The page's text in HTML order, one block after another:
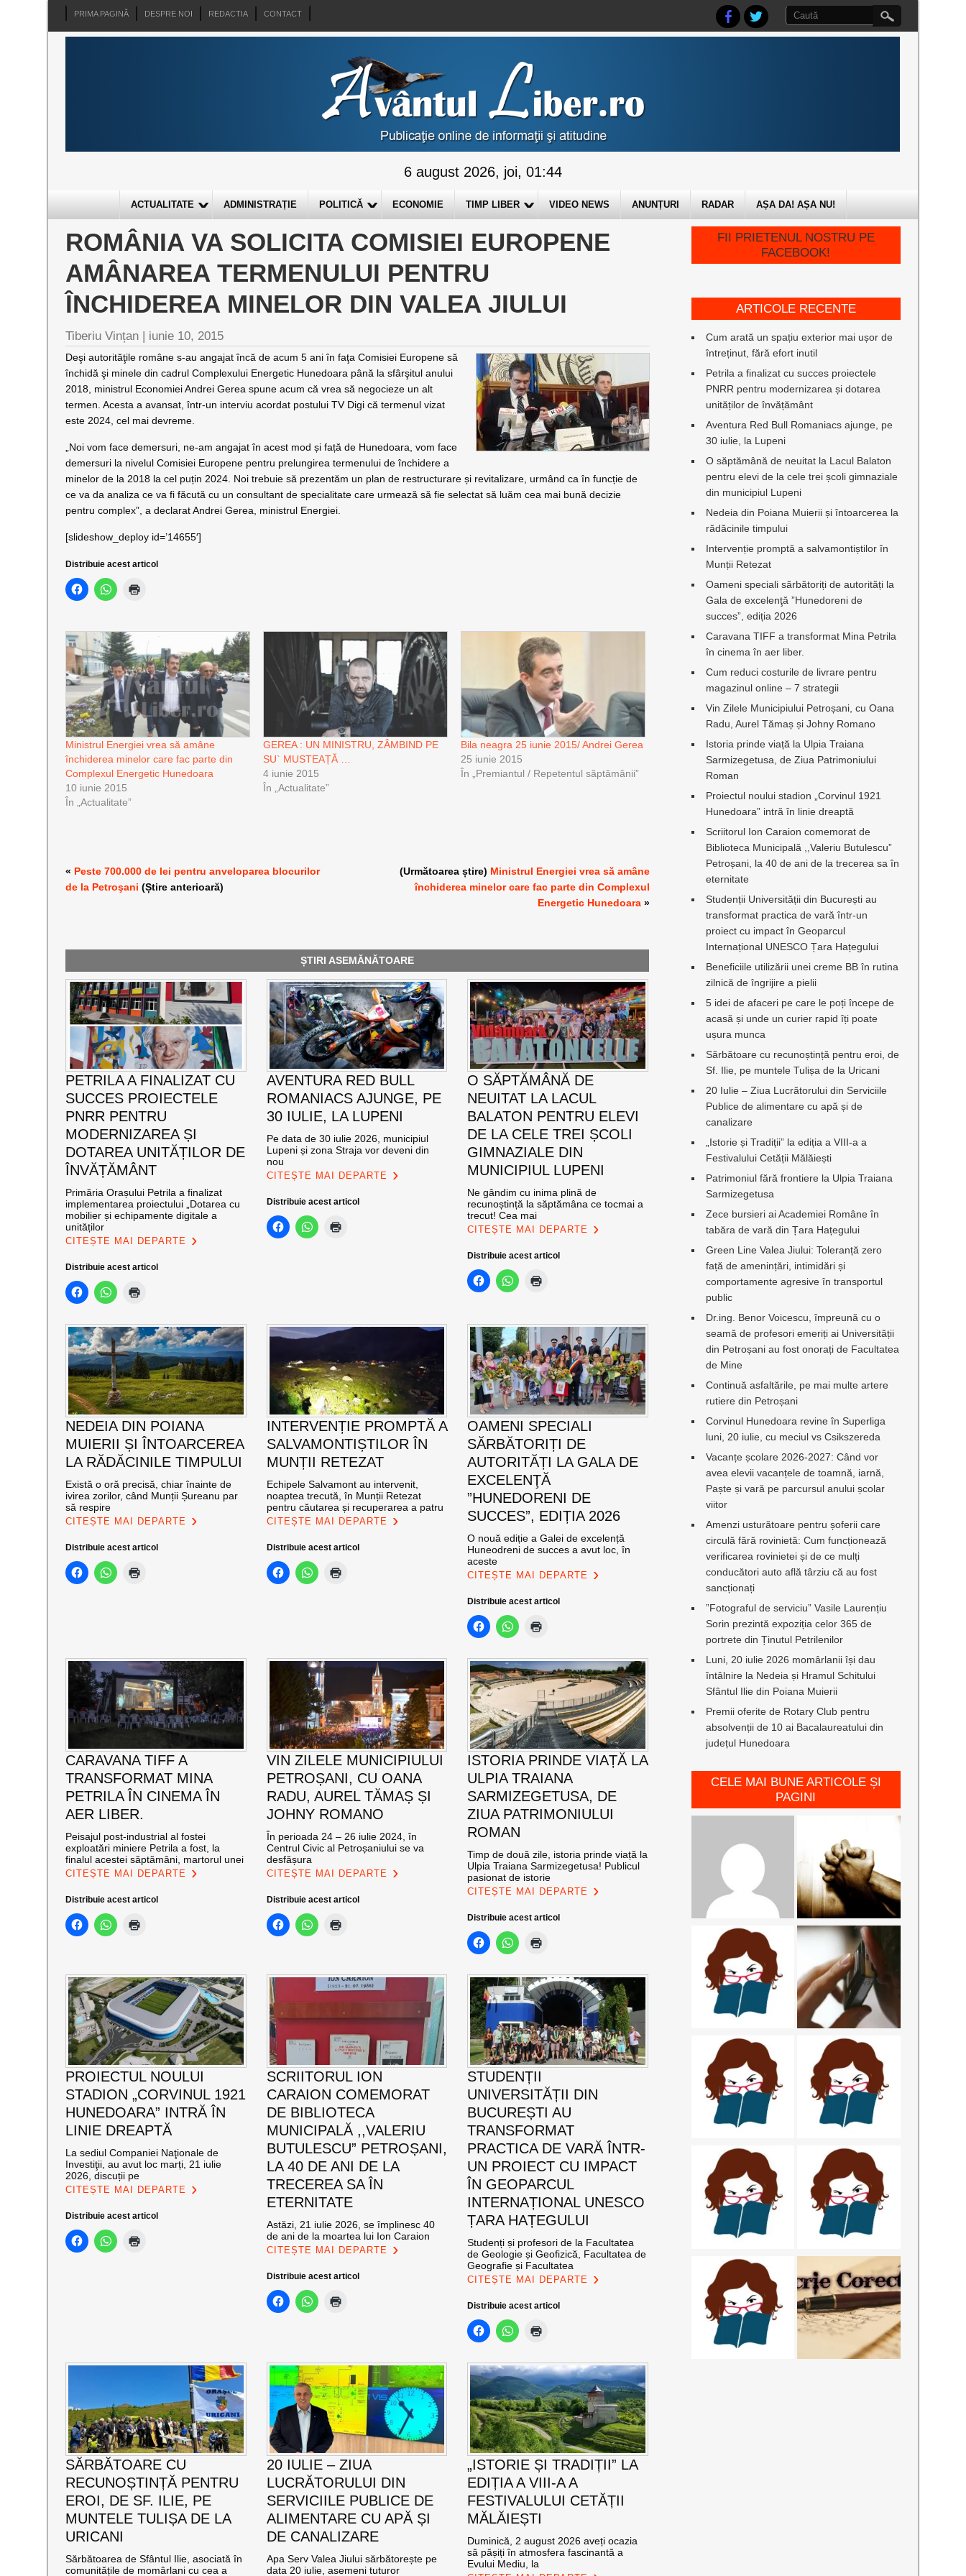
PRIMA PAGINĂ DESPRE NOI REDACTIA CONTACT
6 august 2026, joi, 01:44
ACTUALITATE ADMINISTRAȚIE POLITICĂ ECONOMIE TIMP LIBER VIDEO NEWS ANUNȚURI RADAR AȘA DA! AȘA NU!
ROMÂNIA VA SOLICITA COMISIEI EUROPENE
AMÂNAREA TERMENULUI PENTRU
ÎNCHIDEREA MINELOR DIN VALEA JIULUI
Tiberiu Vințan | iunie 10, 2015
Deşi autorităţile române s-au angajat încă de acum 5 ani în faţa Comisiei Europene să
închidă şi minele din cadrul Complexului Energetic Hunedoara până la sfârşitul anului
2018, ministrul Economiei Andrei Gerea spune acum că vrea să negocieze un alt
termen. Acesta a avansat, într-un interviu acordat postului TV Digi că termenul vizat
este 2024, cel mai devreme.
„Noi vom face demersuri, ne-am angajat în acest mod și față de Hunedoara, vom face
demersuri la nivelul Comisiei Europene pentru prelungirea termenului de închidere a
minelor de la 2018 la cel puțin 2024. Noi trebuie să prezentăm un plan de restructurare și revitalizare, urmând ca în funcție de
ce va da analiza ce va fi făcută cu un consultant de specialitate care urmează să fie selectat să luăm cea mai bună decizie
pentru complex”, a declarat Andrei Gerea, ministrul Energiei.
[slideshow_deploy id=’14655′]
Distribuie acest articol
Ministrul Energiei vrea să amâne
închiderea minelor care fac parte din
Complexul Energetic Hunedoara
10 iunie 2015
În „Actualitate”
GEREA : UN MINISTRU, ZÂMBIND PE
SU` MUSTEAȚĂ …
4 iunie 2015
În „Actualitate”
Bila neagra 25 iunie 2015/ Andrei Gerea
25 iunie 2015
În „Premiantul / Repetentul săptămânii”
« Peste 700.000 de lei pentru anveloparea blocurilor
de la Petroşani (Știre anterioară)
(Următoarea știre) Ministrul Energiei vrea să amâne
închiderea minelor care fac parte din Complexul
Energetic Hunedoara »
ȘTIRI ASEMĂNĂTOARE
PETRILA A FINALIZAT CU
SUCCES PROIECTELE
PNRR PENTRU
MODERNIZAREA ȘI
DOTAREA UNITĂȚILOR DE
ÎNVĂȚĂMÂNT
Primăria Orașului Petrila a finalizat
implementarea proiectului „Dotarea cu
mobilier și echipamente digitale a
unităților
CITEȘTE MAI DEPARTE
Distribuie acest articol
AVENTURA RED BULL
ROMANIACS AJUNGE, PE
30 IULIE, LA LUPENI
Pe data de 30 iulie 2026, municipiul
Lupeni și zona Straja vor deveni din
nou
CITEȘTE MAI DEPARTE
Distribuie acest articol
O SĂPTĂMÂNĂ DE
NEUITAT LA LACUL
BALATON PENTRU ELEVI
DE LA CELE TREI ȘCOLI
GIMNAZIALE DIN
MUNICIPIUL LUPENI
Ne gândim cu inima plină de
recunoștință la săptămâna ce tocmai a
trecut! Cea mai
CITEȘTE MAI DEPARTE
Distribuie acest articol
NEDEIA DIN POIANA
MUIERII ȘI ÎNTOARCEREA
LA RĂDĂCINILE TIMPULUI
Există o oră precisă, chiar înainte de
ivirea zorilor, când Munții Șureanu par
să respire
CITEȘTE MAI DEPARTE
Distribuie acest articol
INTERVENȚIE PROMPTĂ A
SALVAMONTIȘTILOR ÎN
MUNȚII RETEZAT
Echipele Salvamont au intervenit,
noaptea trecută, în Munții Retezat
pentru căutarea și recuperarea a patru
CITEȘTE MAI DEPARTE
Distribuie acest articol
OAMENI SPECIALI
SĂRBĂTORIȚI DE
AUTORITĂȚI LA GALA DE
EXCELENŢĂ
”HUNEDORENI DE
SUCCES”, EDIȚIA 2026
O nouă ediție a Galei de excelență
Huneodreni de succes a avut loc, în
aceste
CITEȘTE MAI DEPARTE
Distribuie acest articol
CARAVANA TIFF A
TRANSFORMAT MINA
PETRILA ÎN CINEMA ÎN
AER LIBER.
Peisajul post-industrial al fostei
exploatări miniere Petrila a fost, la
finalul acestei săptămâni, martorul unei
CITEȘTE MAI DEPARTE
Distribuie acest articol
VIN ZILELE MUNICIPIULUI
PETROȘANI, CU OANA
RADU, AUREL TĂMAȘ ȘI
JOHNY ROMANO
În perioada 24 – 26 iulie 2024, în
Centrul Civic al Petroșaniului se va
desfășura
CITEȘTE MAI DEPARTE
Distribuie acest articol
ISTORIA PRINDE VIAȚĂ LA
ULPIA TRAIANA
SARMIZEGETUSA, DE
ZIUA PATRIMONIULUI
ROMAN
Timp de două zile, istoria prinde viață la
Ulpia Traiana Sarmizegetusa! Publicul
pasionat de istorie
CITEȘTE MAI DEPARTE
Distribuie acest articol
PROIECTUL NOULUI
STADION „CORVINUL 1921
HUNEDOARA” INTRĂ ÎN
LINIE DREAPTĂ
La sediul Companiei Naţionale de
Investiţii, au avut loc marți, 21 iulie
2026, discuții pe
CITEȘTE MAI DEPARTE
Distribuie acest articol
SCRIITORUL ION
CARAION COMEMORAT
DE BIBLIOTECA
MUNICIPALĂ ,,VALERIU
BUTULESCU” PETROȘANI,
LA 40 DE ANI DE LA
TRECEREA SA ÎN
ETERNITATE
Astăzi, 21 iulie 2026, se împlinesc 40
de ani de la moartea lui Ion Caraion
CITEȘTE MAI DEPARTE
Distribuie acest articol
STUDENȚII
UNIVERSITĂȚII DIN
BUCUREȘTI AU
TRANSFORMAT
PRACTICA DE VARĂ ÎNTR-
UN PROIECT CU IMPACT
ÎN GEOPARCUL
INTERNAȚIONAL UNESCO
ȚARA HAȚEGULUI
Studenți și profesori de la Facultatea
de Geologie și Geofizică, Facultatea de
Geografie și Facultatea
CITEȘTE MAI DEPARTE
Distribuie acest articol
SĂRBĂTOARE CU
RECUNOȘTINȚĂ PENTRU
EROI, DE SF. ILIE, PE
MUNTELE TULIȘA DE LA
URICANI
Sărbătoarea de Sfântul Ilie, asociată în
comunitățile de momârlani cu cea a
20 IULIE – ZIUA
LUCRĂTORULUI DIN
SERVICIILE PUBLICE DE
ALIMENTARE CU APĂ ȘI
DE CANALIZARE
Apa Serv Valea Jiului sărbătorește pe
data 20 iulie, asemeni tuturor
„ISTORIE ȘI TRADIȚII” LA
EDIȚIA A VIII-A A
FESTIVALULUI CETĂȚII
MĂLĂIEȘTI
Duminică, 2 august 2026 aveți ocazia
să pășiți în atmosfera fascinantă a
Evului Mediu, la
FII PRIETENUL NOSTRU PE
FACEBOOK!
ARTICOLE RECENTE
Cum arată un spațiu exterior mai ușor de
întreținut, fără efort inutil
Petrila a finalizat cu succes proiectele
PNRR pentru modernizarea și dotarea
unităților de învățământ
Aventura Red Bull Romaniacs ajunge, pe
30 iulie, la Lupeni
O săptămână de neuitat la Lacul Balaton
pentru elevi de la cele trei școli gimnaziale
din municipiul Lupeni
Nedeia din Poiana Muierii și întoarcerea la
rădăcinile timpului
Intervenție promptă a salvamontiștilor în
Munții Retezat
Oameni speciali sărbătoriți de autorități la
Gala de excelenţă ”Hunedoreni de
succes”, ediția 2026
Caravana TIFF a transformat Mina Petrila
în cinema în aer liber.
Cum reduci costurile de livrare pentru
magazinul online – 7 strategii
Vin Zilele Municipiului Petroșani, cu Oana
Radu, Aurel Tămaș și Johny Romano
Istoria prinde viață la Ulpia Traiana
Sarmizegetusa, de Ziua Patrimoniului
Roman
Proiectul noului stadion „Corvinul 1921
Hunedoara” intră în linie dreaptă
Scriitorul Ion Caraion comemorat de
Biblioteca Municipală ,,Valeriu Butulescu”
Petroșani, la 40 de ani de la trecerea sa în
eternitate
Studenții Universității din București au
transformat practica de vară într-un
proiect cu impact în Geoparcul
Internațional UNESCO Țara Hațegului
Beneficiile utilizării unei creme BB în rutina
zilnică de îngrijire a pielii
5 idei de afaceri pe care le poți începe de
acasă și unde un curier rapid îți poate
ușura munca
Sărbătoare cu recunoștință pentru eroi, de
Sf. Ilie, pe muntele Tulișa de la Uricani
20 Iulie – Ziua Lucrătorului din Serviciile
Publice de alimentare cu apă și de
canalizare
„Istorie și Tradiții” la ediția a VIII-a a
Festivalului Cetății Mălăiești
Patrimoniul fără frontiere la Ulpia Traiana
Sarmizegetusa
Zece bursieri ai Academiei Române în
tabăra de vară din Țara Hațegului
Green Line Valea Jiului: Toleranță zero
față de amenințări, intimidări și
comportamente agresive în transportul
public
Dr.ing. Benor Voicescu, împreună cu o
seamă de profesori emeriți ai Universității
din Petroșani au fost onorați de Facultatea
de Mine
Continuă asfaltările, pe mai multe artere
rutiere din Petroșani
Corvinul Hunedoara revine în Superliga
luni, 20 iulie, cu meciul vs Csikszereda
Vacanțe școlare 2026-2027: Când vor
avea elevii vacanțele de toamnă, iarnă,
Paște și vară pe parcursul anului școlar
viitor
Amenzi usturătoare pentru șoferii care
circulă fără rovinietă: Cum funcționează
verificarea rovinietei și de ce mulți
conducători auto află târziu că au fost
sancționați
”Fotograful de serviciu” Vasile Laurențiu
Sorin prezintă expoziția celor 365 de
portrete din Ținutul Petrilenilor
Luni, 20 iulie 2026 momârlanii își dau
întâlnire la Nedeia și Hramul Schitului
Sfântul Ilie din Poiana Muierii
Premii oferite de Rotary Club pentru
absolvenții de 10 ai Bacalaureatului din
județul Hunedoara
CELE MAI BUNE ARTICOLE ȘI
PAGINI